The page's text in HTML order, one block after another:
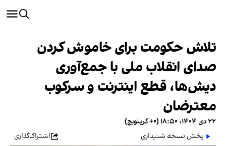
تلاش حکومت برای خاموش کردن
صدای انقلاب ملی با جمع‌آوری
دیش‌ها، قطع اینترنت و سرکوب
معترضان
۲۲ دی ۱۴۰۴، ۱۸:۵۰ (‎+۰ گرینویچ)
پخش نسخه شنیداری
اشتراک‌گذاری